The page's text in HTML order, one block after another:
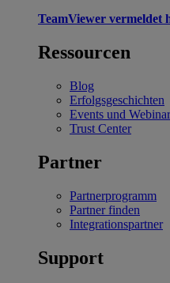
TeamViewer vermeldet
Ressourcen
Blog
Erfolgsgeschichten
Events und
Trust Center
Partner
Partnerprogramm
Partner finden
Integrationspartner
Support